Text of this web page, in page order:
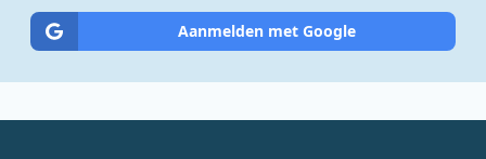
Aanmelden met Google